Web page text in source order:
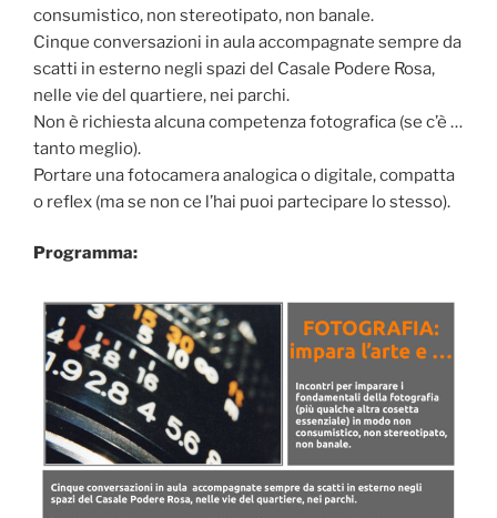
consumistico, non stereotipato, non banale.
Cinque conversazioni in aula accompagnate sempre da
scatti in esterno negli spazi del Casale Podere Rosa,
nelle vie del quartiere, nei parchi.
Non è richiesta alcuna competenza fotografica (se c’è …
tanto meglio).
Portare una fotocamera analogica o digitale, compatta
o reflex (ma se non ce l’hai puoi partecipare lo stesso).
Programma: